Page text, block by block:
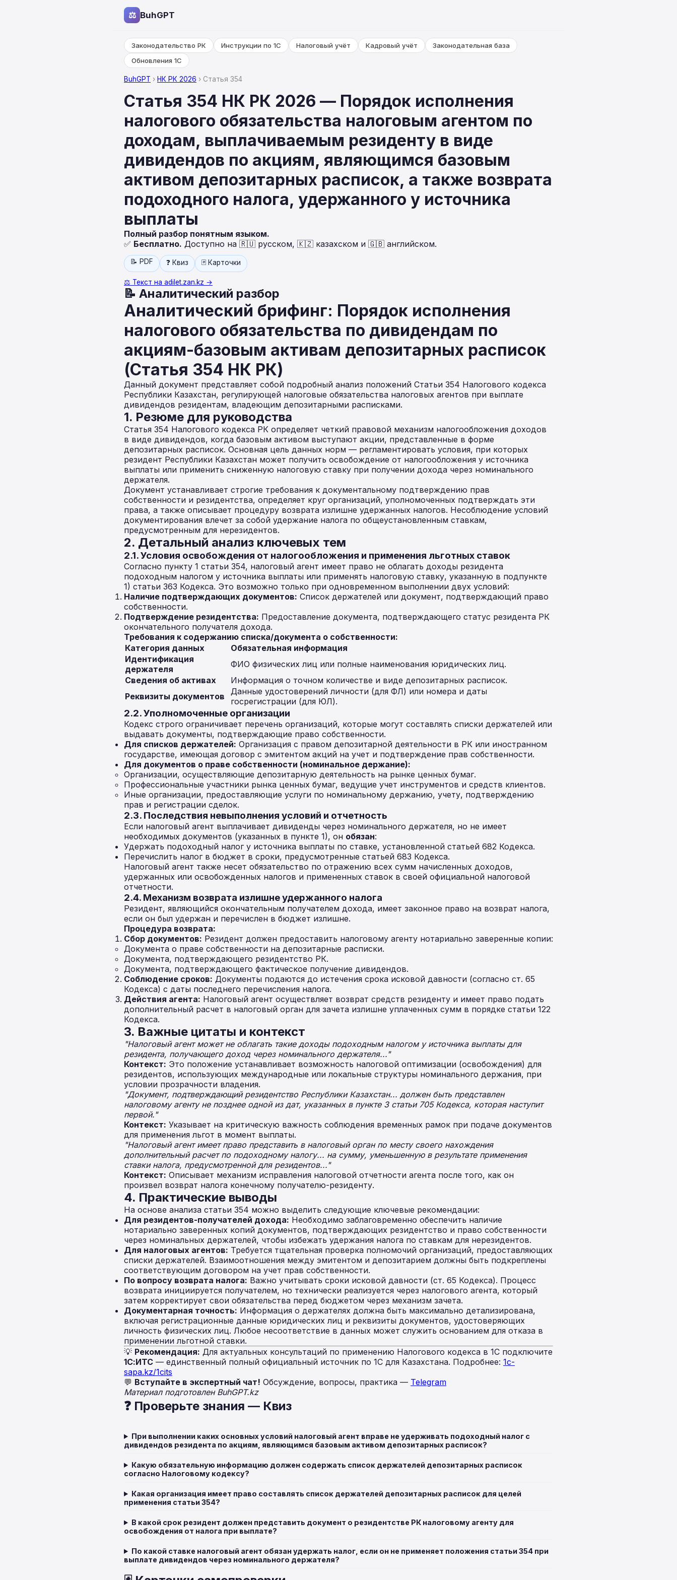
⚖ BuhGPT
Законодательство РК Инструкции по 1С Налоговый учёт Кадровый учёт
Законодательная база
Обновления 1С
BuhGPT › НК РК 2026 › Статья 354
Статья 354 НК РК 2026 — Порядок исполнения
налогового обязательства налоговым агентом по
доходам, выплачиваемым резиденту в виде
дивидендов по акциям, являющимся базовым
активом депозитарных расписок, а также возврата
подоходного налога, удержанного у источника
выплаты
Полный разбор понятным языком.
✅ Бесплатно. Доступно на 🇷🇺 русском, 🇰🇿 казахском и 🇬🇧 английском.
📝 PDF ❓ Квиз 🃏 Карточки
⚖️ Текст на adilet.zan.kz →
📝 Аналитический разбор
Аналитический брифинг: Порядок исполнения
налогового обязательства по дивидендам по
акциям-базовым активам депозитарных расписок
(Статья 354 НК РК)
Данный документ представляет собой подробный анализ положений Статьи 354 Налогового кодекса
Республики Казахстан, регулирующей налоговые обязательства налоговых агентов при выплате
дивидендов резидентам, владеющим депозитарными расписками.
1. Резюме для руководства
Статья 354 Налогового кодекса РК определяет четкий правовой механизм налогообложения доходов
в виде дивидендов, когда базовым активом выступают акции, представленные в форме
депозитарных расписок. Основная цель данных норм — регламентировать условия, при которых
резидент Республики Казахстан может получить освобождение от налогообложения у источника
выплаты или применить сниженную налоговую ставку при получении дохода через номинального
держателя.
Документ устанавливает строгие требования к документальному подтверждению прав
собственности и резидентства, определяет круг организаций, уполномоченных подтверждать эти
права, а также описывает процедуру возврата излишне удержанных налогов. Несоблюдение условий
документирования влечет за собой удержание налога по общеустановленным ставкам,
предусмотренным для нерезидентов.
2. Детальный анализ ключевых тем
2.1. Условия освобождения от налогообложения и применения льготных ставок
Согласно пункту 1 статьи 354, налоговый агент имеет право не облагать доходы резидента
подоходным налогом у источника выплаты или применять налоговую ставку, указанную в подпункте
1) статьи 363 Кодекса. Это возможно только при одновременном выполнении двух условий:
Наличие подтверждающих документов: Список держателей или документ, подтверждающий право
собственности.
Подтверждение резидентства: Предоставление документа, подтверждающего статус резидента РК
окончательного получателя дохода.
Требования к содержанию списка/документа о собственности:
Категория данных
Обязательная информация
Идентификация
держателя
ФИО физических лиц или полные наименования юридических лиц.
Сведения об активах
Информация о точном количестве и виде депозитарных расписок.
Реквизиты документов
Данные удостоверений личности (для ФЛ) или номера и даты
госрегистрации (для ЮЛ).
2.2. Уполномоченные организации
Кодекс строго ограничивает перечень организаций, которые могут составлять списки держателей или
выдавать документы, подтверждающие право собственности.
Для списков держателей: Организация с правом депозитарной деятельности в РК или иностранном
государстве, имеющая договор с эмитентом акций на учет и подтверждение прав собственности.
Для документов о праве собственности (номинальное держание):
Организации, осуществляющие депозитарную деятельность на рынке ценных бумаг.
Профессиональные участники рынка ценных бумаг, ведущие учет инструментов и средств клиентов.
Иные организации, предоставляющие услуги по номинальному держанию, учету, подтверждению
прав и регистрации сделок.
2.3. Последствия невыполнения условий и отчетность
Если налоговый агент выплачивает дивиденды через номинального держателя, но не имеет
необходимых документов (указанных в пункте 1), он обязан:
Удержать подоходный налог у источника выплаты по ставке, установленной статьей 682 Кодекса.
Перечислить налог в бюджет в сроки, предусмотренные статьей 683 Кодекса.
Налоговый агент также несет обязательство по отражению всех сумм начисленных доходов,
удержанных или освобожденных налогов и примененных ставок в своей официальной налоговой
отчетности.
2.4. Механизм возврата излишне удержанного налога
Резидент, являющийся окончательным получателем дохода, имеет законное право на возврат налога,
если он был удержан и перечислен в бюджет излишне.
Процедура возврата:
Сбор документов: Резидент должен предоставить налоговому агенту нотариально заверенные копии:
Документа о праве собственности на депозитарные расписки.
Документа, подтверждающего резидентство РК.
Документа, подтверждающего фактическое получение дивидендов.
Соблюдение сроков: Документы подаются до истечения срока исковой давности (согласно ст. 65
Кодекса) с даты последнего перечисления налога.
Действия агента: Налоговый агент осуществляет возврат средств резиденту и имеет право подать
дополнительный расчет в налоговый орган для зачета излишне уплаченных сумм в порядке статьи 122
Кодекса.
3. Важные цитаты и контекст
"Налоговый агент может не облагать такие доходы подоходным налогом у источника выплаты для
резидента, получающего доход через номинального держателя..."
Контекст: Это положение устанавливает возможность налоговой оптимизации (освобождения) для
резидентов, использующих международные или локальные структуры номинального держания, при
условии прозрачности владения.
"Документ, подтверждающий резидентство Республики Казахстан... должен быть представлен
налоговому агенту не позднее одной из дат, указанных в пункте 3 статьи 705 Кодекса, которая наступит
первой."
Контекст: Указывает на критическую важность соблюдения временных рамок при подаче документов
для применения льгот в момент выплаты.
"Налоговый агент имеет право представить в налоговый орган по месту своего нахождения
дополнительный расчет по подоходному налогу... на сумму, уменьшенную в результате применения
ставки налога, предусмотренной для резидентов..."
Контекст: Описывает механизм исправления налоговой отчетности агента после того, как он
произвел возврат налога конечному получателю-резиденту.
4. Практические выводы
На основе анализа статьи 354 можно выделить следующие ключевые рекомендации:
Для резидентов-получателей дохода: Необходимо заблаговременно обеспечить наличие
нотариально заверенных копий документов, подтверждающих резидентство и право собственности
через номинальных держателей, чтобы избежать удержания налога по ставкам для нерезидентов.
Для налоговых агентов: Требуется тщательная проверка полномочий организаций, предоставляющих
списки держателей. Взаимоотношения между эмитентом и депозитарием должны быть подкреплены
соответствующим договором на учет прав собственности.
По вопросу возврата налога: Важно учитывать сроки исковой давности (ст. 65 Кодекса). Процесс
возврата инициируется получателем, но технически реализуется через налогового агента, который
затем корректирует свои обязательства перед бюджетом через механизм зачета.
Документарная точность: Информация о держателях должна быть максимально детализирована,
включая регистрационные данные юридических лиц и реквизиты документов, удостоверяющих
личность физических лиц. Любое несоответствие в данных может служить основанием для отказа в
применении льготной ставки.
💡 Рекомендация: Для актуальных консультаций по применению Налогового кодекса в 1С подключите
1С:ИТС — единственный полный официальный источник по 1С для Казахстана. Подробнее: 1c-
sapa.kz/1cits
💬 Вступайте в экспертный чат! Обсуждение, вопросы, практика — Telegram
Материал подготовлен BuhGPT.kz
❓ Проверьте знания — Квиз
При выполнении каких основных условий налоговый агент вправе не удерживать подоходный налог с
дивидендов резидента по акциям, являющимся базовым активом депозитарных расписок?
Какую обязательную информацию должен содержать список держателей депозитарных расписок
согласно Налоговому кодексу?
Какая организация имеет право составлять список держателей депозитарных расписок для целей
применения статьи 354?
В какой срок резидент должен представить документ о резидентстве РК налоговому агенту для
освобождения от налога при выплате?
По какой ставке налоговый агент обязан удержать налог, если он не применяет положения статьи 354 при
выплате дивидендов через номинального держателя?